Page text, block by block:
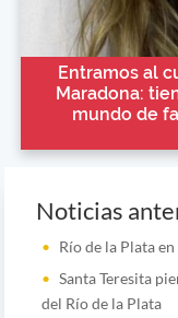
Entramos al
Maradona:
mundo de
Noticias
Río de la Plata
Santa Teresita
del Río de la Plata